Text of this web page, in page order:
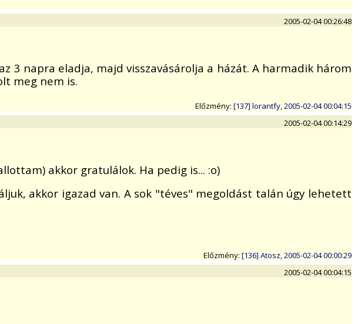
2005-02-04 00:26:48
3 napra eladja, majd visszavásárolja a házát. A harmadik három
meg nem is.
Előzmény: [137] lorantfy, 2005-02-04 00:04:15
2005-02-04 00:14:29
akkor gratulálok. Ha pedig is... :o)
akkor igazad van. A sok "téves" megoldást talán úgy lehetett
Előzmény: [136] Atosz, 2005-02-04 00:00:29
2005-02-04 00:04:15